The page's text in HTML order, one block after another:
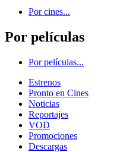
Por cines...
Por películas
Por películas...
Estrenos
Pronto en Cines
Noticias
Reportajes
VOD
Promociones
Descargas